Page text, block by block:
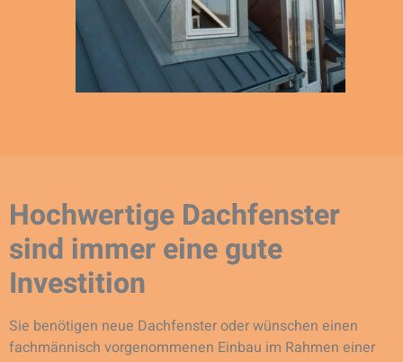
Hochwertige Dachfenster
sind immer eine gute
Investition
Sie benötigen neue Dachfenster oder wünschen einen
fachmännisch vorgenommenen Einbau im Rahmen einer